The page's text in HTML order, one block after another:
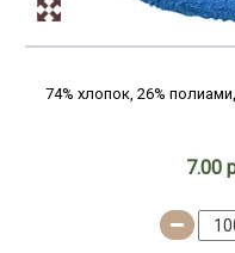
74% хлопок, 26%
7.00